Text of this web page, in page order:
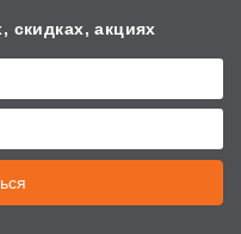
скидках, акциях